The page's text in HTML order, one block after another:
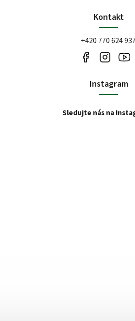
Kontakt
+420 770 624 937
Instagram
Sledujte nás na